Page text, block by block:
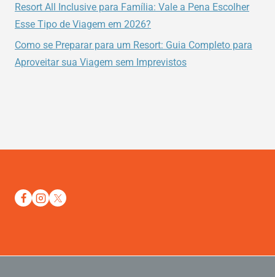
Resort All Inclusive para Família: Vale a Pena Escolher
Esse Tipo de Viagem em 2026?
Como se Preparar para um Resort: Guia Completo para
Aproveitar sua Viagem sem Imprevistos